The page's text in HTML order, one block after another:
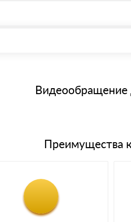
через системы электронных
банковским картам
материала после проверки
Видеообращение
Преимущества